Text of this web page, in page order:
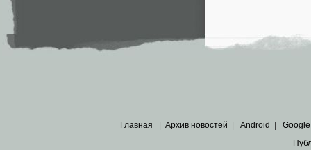
Главная Архив новостей Android Google